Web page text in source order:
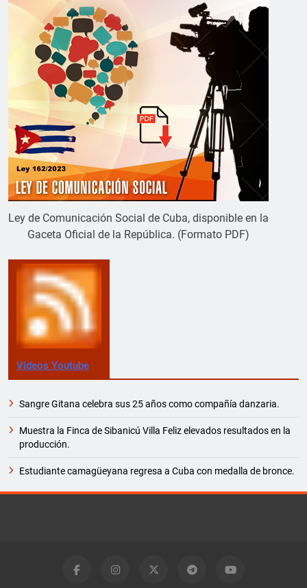
Ley de Comunicación Social de Cuba, disponible en la
Gaceta Oficial de la República. (Formato PDF)
Videos Youtube
Sangre Gitana celebra sus 25 años como compañía danzaria.
Muestra la Finca de Sibanicú Villa Feliz elevados resultados en la
producción.
Estudiante camagüeyana regresa a Cuba con medalla de bronce.